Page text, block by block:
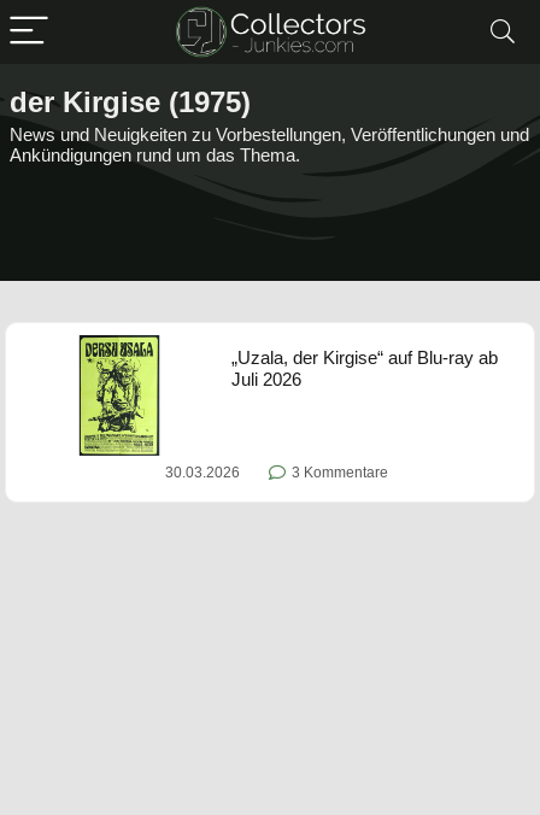
der Kirgise (1975)
News und Neuigkeiten zu Vorbestellungen, Veröffentlichungen und
Ankündigungen rund um das Thema.
„Uzala, der Kirgise“ auf Blu-ray ab
Juli 2026
30.03.2026 3 Kommentare